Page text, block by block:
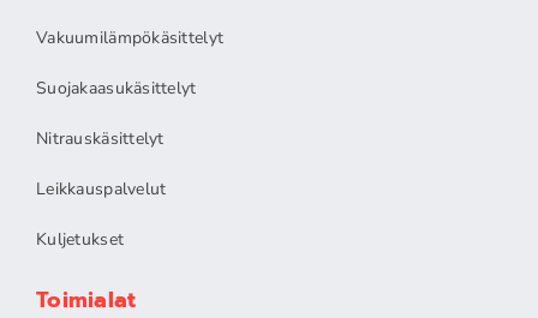
Vakuumilämpökäsittelyt
Suojakaasukäsittelyt
Nitrauskäsittelyt
Leikkauspalvelut
Kuljetukset
Toimialat